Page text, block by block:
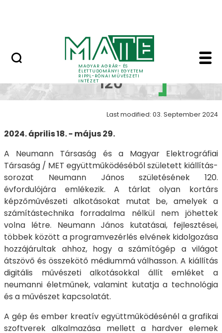
MAGYAR AGRÁR- ÉS
ÉLETTUDOMÁNYI EGYETEM
RIPPL-RÓNAI MŰVÉSZETI
INTÉZET
Neumann 120 -
Neumann
120
Last modified: 03. September 2024
2024. április 18. - május 29.
A Neumann Társaság és a Magyar Elektrográfiai
Társaság / MET együttműködéséből született kiállítás-
sorozat Neumann János születésének 120.
évfordulójára emlékezik. A tárlat olyan kortárs
képzőművészeti alkotásokat mutat be, amelyek a
számítástechnika forradalma nélkül nem jöhettek
volna létre. Neumann János kutatásai, fejlesztései,
többek között a programvezérlés elvének kidolgozása
hozzájárultak ahhoz, hogy a számítógép a világot
átszövő és összekötő médiummá válhasson. A kiállítás
digitális művészeti alkotásokkal állít emléket a
neumanni életműnek, valamint kutatja a technológia
és a művészet kapcsolatát.
A gép és ember kreatív együttműködésénél a grafikai
szoftverek alkalmazása mellett a hardver elemek